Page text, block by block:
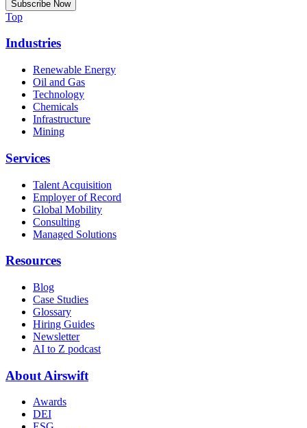
Top
Industries
Renewable Energy
Oil and Gas
Technology
Chemicals
Infrastructure
Mining
Services
Talent Acquisition
Employer of Record
Global Mobility
Consulting
Managed Solutions
Resources
Blog
Case Studies
Glossary
Hiring Guides
Newsletter
AI to Z podcast
About Airswift
Awards
DEI